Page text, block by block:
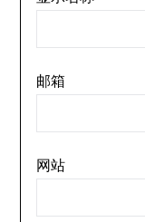
邮箱
网站